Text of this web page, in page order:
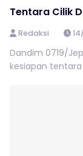
Tentara Cilik
Redaksi
Dandim 0719/
kesiapan tentara